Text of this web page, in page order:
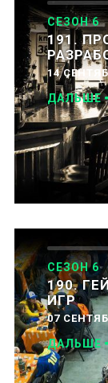
СЕЗОН 6
191.
14
ДАЛЬШЕ
СЕЗОН 6
190.
ИГР
07
ДАЛЬШЕ